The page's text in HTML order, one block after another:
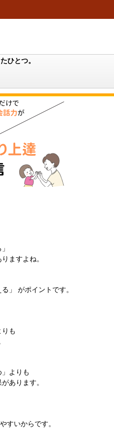
ひとつ。
ますよね。
」
がポイントです。
りも
」よりも
あります。
すいからです。